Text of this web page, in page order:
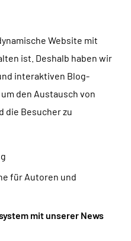
Website mit
ist. Deshalb haben wir
interaktiven Blog-
den Austausch von
die Besucher zu
für Autoren und
mit unserer News